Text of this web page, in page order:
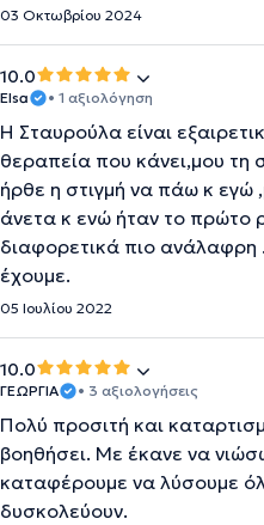
03 Οκτωβρίου 2024
10.0
Elsa • 1 αξιολόγηση
Η Σταυρούλα είναι
θεραπεία που κάνει,μου τη
ήρθε η στιγμή να πάω κ
άνετα κ ενώ ήταν το πρώτο
διαφορετικά πιο
έχουμε.
05 Ιουλίου 2022
10.0
ΓΕΩΡΓΙΑ • 3 αξιολογήσεις
Πολύ προσιτή και
βοηθήσει. Με έκανε να
καταφέρουμε να λύσουμε
δυσκολεύουν.